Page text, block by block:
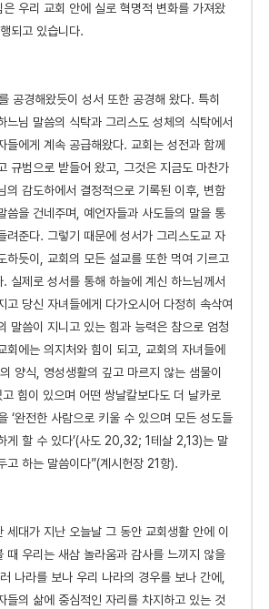
은 우리 교회 안에 실로 혁명적 변화를 가져왔
되고 있습니다.
공경해왔듯이 성서 또한 공경해 왔다. 특히
느님 말씀의 식탁과 그리스도 성체의 식탁에서
들에게 계속 공급해왔다. 교회는 성전과 함께
규범으로 받들어 왔고, 그것은 지금도 마찬가
의 감도하에서 결정적으로 기록된 이후, 변함
씀을 건네주며, 예언자들과 사도들의 말을 통
려준다. 그렇기 때문에 성서가 그리스도교 자
하듯이, 교회의 모든 설교를 또한 먹여 기르고
실제로 성서를 통해 하늘에 계신 하느님께서
고 당신 자녀들에게 다가오시어 다정히 속삭여
말씀이 지니고 있는 힘과 능력은 참으로 엄청
회에는 의지처와 힘이 되고, 교회의 자녀들에
양식, 영성생활의 깊고 마르지 않는 샘물이
고 힘이 있으며 어떤 쌍날칼보다도 더 날카로
‘완전한 사람으로 키울 수 있으며 모든 성도들
게 할 수 있다’(사도 20,32; 1테살 2,13)는 말
고 하는 말씀이다”(계시헌장 21항).
세대가 지난 오늘날 그 동안 교회생활 안에 이
때 우리는 새삼 놀라움과 감사를 느끼지 않을
나라를 보나 우리 나라의 경우를 보나 간에,
들의 삶에 중심적인 자리를 차지하고 있는 것